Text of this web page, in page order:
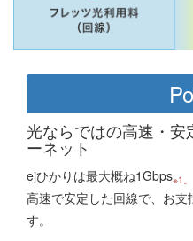
光ならではの高速・安
ーネット
ejひかりは最大概ね1Gbps※1。
高速で安定した回線で、お
す。